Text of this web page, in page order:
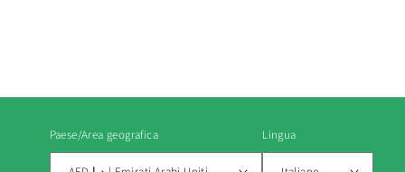
Paese/Area geografica Lingua